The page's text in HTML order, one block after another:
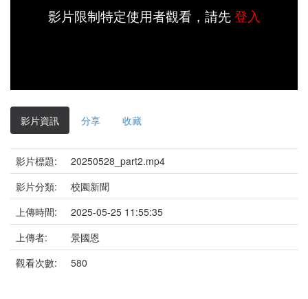
影片限制特定使用者觀看，請先登入
影片資訊 分享 收藏
影片標題:
20250528_part2.mp4
影片分類:
校園新聞
上傳時間:
2025-05-25 11:55:35
上傳者:
景國恩
觀看次數:
580